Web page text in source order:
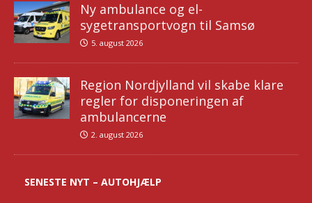
Ny ambulance og el-
sygetransportvogn til Samsø
5. august 2026
Region Nordjylland vil skabe klare
regler for disponeringen af
ambulancerne
2. august 2026
SENESTE NYT – AUTOHJÆLP